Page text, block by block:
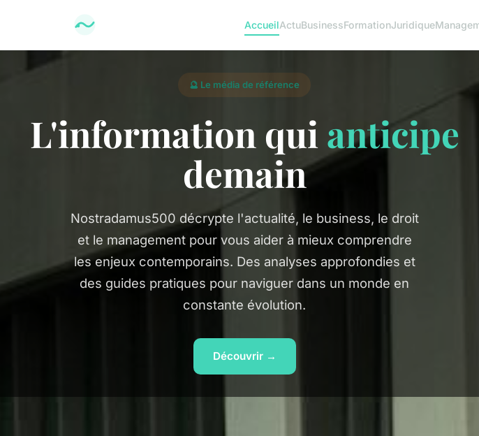
AccueilActuBusinessFormationJuridique
🔮 Le média de référence
L'information qui anticipe
demain
Nostradamus500 décrypte l'actualité, le business, le droit
et le management pour vous aider à mieux comprendre
les enjeux contemporains. Des analyses approfondies et
des guides pratiques pour naviguer dans un monde en
constante évolution.
Découvrir →